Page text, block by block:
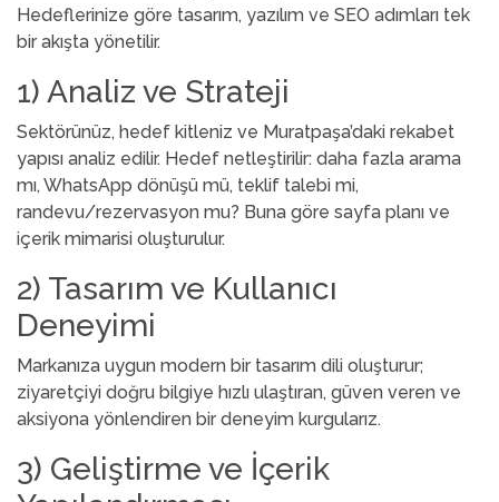
Hedeflerinize göre tasarım, yazılım ve SEO adımları tek
bir akışta yönetilir.
1) Analiz ve Strateji
Sektörünüz, hedef kitleniz ve Muratpaşa’daki rekabet
yapısı analiz edilir. Hedef netleştirilir: daha fazla arama
mı, WhatsApp dönüşü mü, teklif talebi mi,
randevu/rezervasyon mu? Buna göre sayfa planı ve
içerik mimarisi oluşturulur.
2) Tasarım ve Kullanıcı
Deneyimi
Markanıza uygun modern bir tasarım dili oluşturur;
ziyaretçiyi doğru bilgiye hızlı ulaştıran, güven veren ve
aksiyona yönlendiren bir deneyim kurgularız.
3) Geliştirme ve İçerik